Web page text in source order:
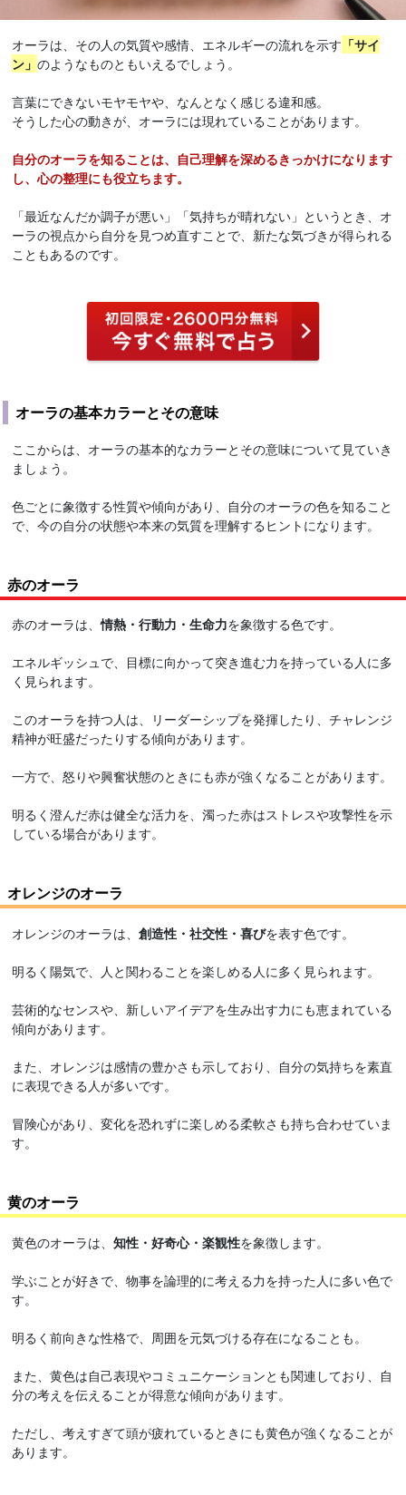
オーラは、その人の気質や感情、エネルギーの流れを示す 「サイ
ン」のようなものともいえるでしょう。
言葉にできないモヤモヤや、なんとなく感じる違和感。
そうした心の動きが、オーラには現れていることがあります。
自分のオーラを知ることは、自己理解を深めるきっかけになります
し、心の整理にも役立ちます。
「最近なんだか調子が悪い」「気持ちが晴れない」というとき、オ
ーラの視点から自分を見つめ直すことで、新たな気づきが得られる
こともあるのです。
オーラの基本カラーとその意味
ここからは、オーラの基本的なカラーとその意味について見ていき
ましょう。
色ごとに象徴する性質や傾向があり、自分のオーラの色を知ること
で、今の自分の状態や本来の気質を理解するヒントになります。
赤のオーラ
赤のオーラは、情熱・行動力・生命力を象徴する色です。
エネルギッシュで、目標に向かって突き進む力を持っている人に多
く見られます。
このオーラを持つ人は、リーダーシップを発揮したり、チャレンジ
精神が旺盛だったりする傾向があります。
一方で、怒りや興奮状態のときにも赤が強くなることがあります。
明るく澄んだ赤は健全な活力を、濁った赤はストレスや攻撃性を示
している場合があります。
オレンジのオーラ
オレンジのオーラは、創造性・社交性・喜びを表す色です。
明るく陽気で、人と関わることを楽しめる人に多く見られます。
芸術的なセンスや、新しいアイデアを生み出す力にも恵まれている
傾向があります。
また、オレンジは感情の豊かさも示しており、自分の気持ちを素直
に表現できる人が多いです。
冒険心があり、変化を恐れずに楽しめる柔軟さも持ち合わせていま
す。
黄のオーラ
黄色のオーラは、知性・好奇心・楽観性を象徴します。
学ぶことが好きで、物事を論理的に考える力を持った人に多い色で
す。
明るく前向きな性格で、周囲を元気づける存在になることも。
また、黄色は自己表現やコミュニケーションとも関連しており、自
分の考えを伝えることが得意な傾向があります。
ただし、考えすぎて頭が疲れているときにも黄色が強くなることが
あります。